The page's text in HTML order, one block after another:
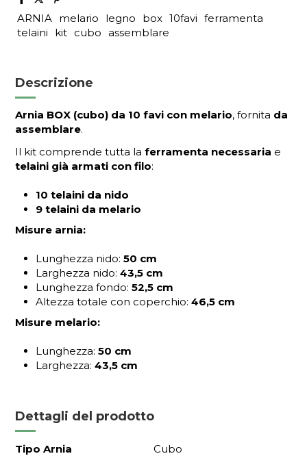
ARNIA melario legno box 10favi
ferramenta
telaini
kit cubo assemblare
Descrizione
Arnia BOX (cubo) da 10 favi con melario, fornita da
assemblare.
Il kit comprende tutta laferramenta necessaria e
telaini già armati con filo:
10 telaini da nido
9 telaini da melario
Misure arnia:
Lunghezza nido:50 cm
Larghezza nido:43,5 cm
Lunghezza fondo:52,5 cm
Altezza totale con coperchio:46,5 cm
Misure melario:
Lunghezza:50 cm
Larghezza:43,5 cm
Dettagli del prodotto
Tipo Arnia
Cubo